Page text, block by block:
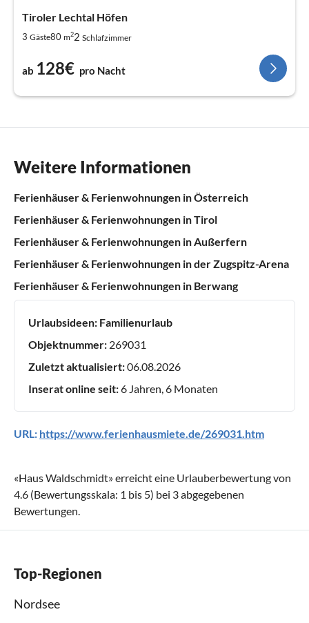
Tiroler Lechtal Höfen
3 Gäste80 m22 Schlafzimmer
ab 128€ pro Nacht
Weitere Informationen
Ferienhäuser & Ferienwohnungen in Österreich
Ferienhäuser & Ferienwohnungen in Tirol
Ferienhäuser & Ferienwohnungen in Außerfern
Ferienhäuser & Ferienwohnungen in der Zugspitz-Arena
Ferienhäuser & Ferienwohnungen in Berwang
Urlaubsideen: Familienurlaub
Objektnummer: 269031
Zuletzt aktualisiert:06.08.2026
Inserat online seit:6 Jahren, 6 Monaten
URL: https://www.ferienhausmiete.de/269031.htm
«Haus Waldschmidt» erreicht eine Urlauberbewertung von
4.6 (Bewertungsskala: 1 bis 5) bei 3abgegebenen
Bewertungen.
Top-Regionen
Nordsee